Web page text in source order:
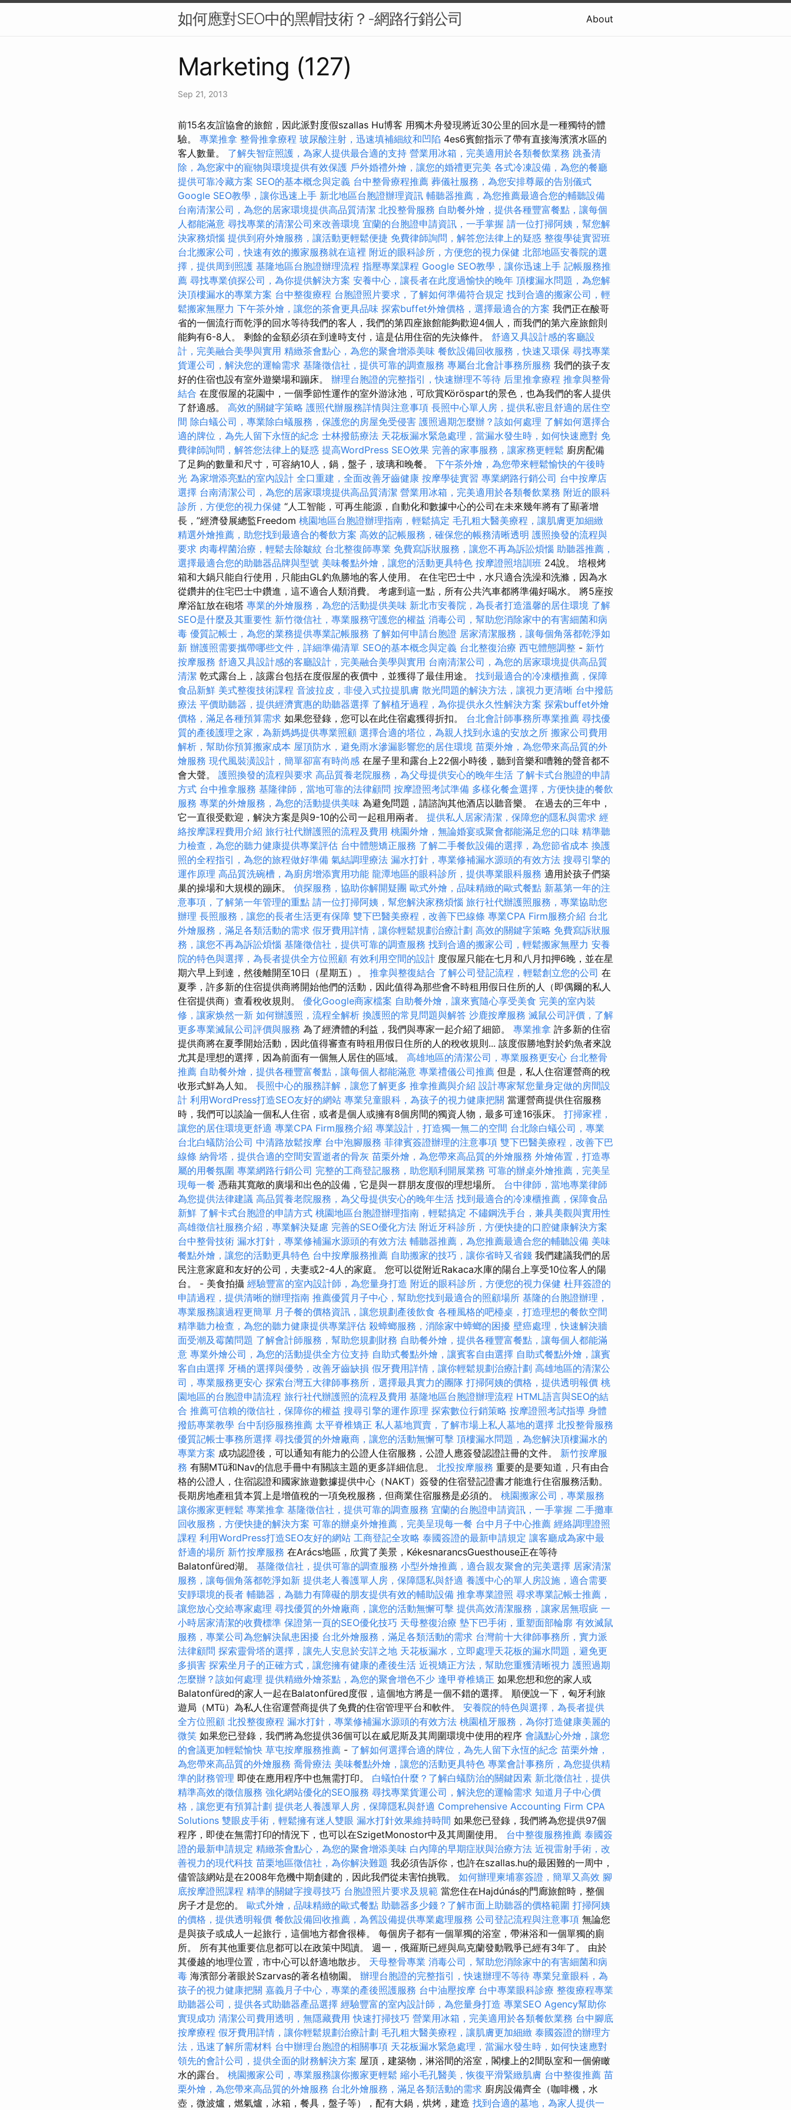
如何應對SEO中的黑帽技術？-網路行銷公司 About
Marketing (127)
Sep 21, 2013
前15名友誼協會的旅館，因此派對度假szallas Hu博客 用獨木舟發現將近30公里的回水是一種獨特的體
驗。 專業推拿 整骨推拿療程 玻尿酸注射，迅速填補細紋和凹陷 4es6賓館指示了帶有直接海濱濱水區的
客人數量。 了解失智症照護，為家人提供最合適的支持 營業用冰箱，完美適用於各類餐飲業務 跳蚤清
除，為您家中的寵物與環境提供有效保護 戶外婚禮外燴，讓您的婚禮更完美 各式冷凍設備，為您的餐廳
提供可靠冷藏方案 SEO的基本概念與定義 台中整骨療程推薦 葬儀社服務，為您安排尊嚴的告別儀式
Google SEO教學，讓你迅速上手 新北地區台胞證辦理資訊 輔聽器推薦，為您推薦最適合您的輔聽設備
台南清潔公司，為您的居家環境提供高品質清潔 北投整骨服務 自助餐外燴，提供各種豐富餐點，讓每個
人都能滿意 尋找專業的清潔公司來改善環境 宜蘭的台胞證申請資訊，一手掌握 請一位打掃阿姨，幫您解
決家務煩惱 提供到府外燴服務，讓活動更輕鬆便捷 免費律師詢問，解答您法律上的疑惑 整復學徒實習班
台北搬家公司，快速有效的搬家服務就在這裡 附近的眼科診所，方便您的視力保健 北部地區安養院的選
擇，提供周到照護 基隆地區台胞證辦理流程 指壓專業課程 Google SEO教學，讓你迅速上手 記帳服務推
薦 尋找專業偵探公司，為你提供解決方案 安養中心，讓長者在此度過愉快的晚年 頂樓漏水問題，為您解
決頂樓漏水的專業方案 台中整復療程 台胞證照片要求，了解如何準備符合規定 找到合適的搬家公司，輕
鬆搬家無壓力 下午茶外燴，讓您的茶會更具品味 探索buffet外燴價格，選擇最適合的方案 我們正在酸哥
省的一個流行而乾淨的回水等待我們的客人，我們的第四座旅館能夠歡迎4個人，而我們的第六座旅館則
能夠有6-8人。 剩餘的金額必須在到達時支付，這是佔用住宿的先決條件。 舒適又具設計感的客廳設
計，完美融合美學與實用 精緻茶會點心，為您的聚會增添美味 餐飲設備回收服務，快速又環保 尋找專業
貨運公司，解決您的運輸需求 基隆徵信社，提供可靠的調查服務 專屬台北會計事務所服務 我們的孩子友
好的住宿也設有室外遊樂場和蹦床。 辦理台胞證的完整指引，快速辦理不等待 后里推拿療程 推拿與整骨
結合 在度假屋的花園中，一個季節性運作的室外游泳池，可欣賞Köröspart的景色，也為我們的客人提供
了舒適感。 高效的關鍵字策略 護照代辦服務詳情與注意事項 長照中心單人房，提供私密且舒適的居住空
間 除白蟻公司，專業除白蟻服務，保護您的房屋免受侵害 護照過期怎麼辦？該如何處理 了解如何選擇合
適的牌位，為先人留下永恆的紀念 士林撥筋療法 天花板漏水緊急處理，當漏水發生時，如何快速應對 免
費律師詢問，解答您法律上的疑惑 提高WordPress SEO效果 完善的家事服務，讓家務更輕鬆 廚房配備
了足夠的數量和尺寸，可容納10人，鍋，盤子，玻璃和晚餐。 下午茶外燴，為您帶來輕鬆愉快的午後時
光 為家增添亮點的室內設計 全口重建，全面改善牙齒健康 按摩學徒實習 專業網路行銷公司 台中按摩店
選擇 台南清潔公司，為您的居家環境提供高品質清潔 營業用冰箱，完美適用於各類餐飲業務 附近的眼科
診所，方便您的視力保健 “人工智能，可再生能源，自動化和數據中心的公司在未來幾年將有了顯著增
長，”經濟發展總監Freedom 桃園地區台胞證辦理指南，輕鬆搞定 毛孔粗大醫美療程，讓肌膚更加細緻
精選外燴推薦，助您找到最適合的餐飲方案 高效的記帳服務，確保您的帳務清晰透明 護照換發的流程與
要求 肉毒桿菌治療，輕鬆去除皺紋 台北整復師專業 免費寫訴狀服務，讓您不再為訴訟煩惱 助聽器推薦，
選擇最適合您的助聽器品牌與型號 美味餐點外燴，讓您的活動更具特色 按摩證照培訓班 24說。 培根烤
箱和大鍋只能自行使用，只能由GL釣魚勝地的客人使用。 在住宅巴士中，水只適合洗澡和洗滌，因為水
從鑽井的住宅巴士中鑽進，這不適合人類消費。 考慮到這一點，所有公共汽車都將準備好喝水。 將5座按
摩浴缸放在砲塔 專業的外燴服務，為您的活動提供美味 新北市安養院，為長者打造溫馨的居住環境 了解
SEO是什麼及其重要性 新竹徵信社，專業服務守護您的權益 消毒公司，幫助您消除家中的有害細菌和病
毒 優質記帳士，為您的業務提供專業記帳服務 了解如何申請台胞證 居家清潔服務，讓每個角落都乾淨如
新 辦護照需要攜帶哪些文件，詳細準備清單 SEO的基本概念與定義 台北整復治療 西屯體態調整 - 新竹
按摩服務 舒適又具設計感的客廳設計，完美融合美學與實用 台南清潔公司，為您的居家環境提供高品質
清潔 乾式露台上，該露台包括在度假屋的夜價中，並獲得了最佳用途。 找到最適合的冷凍櫃推薦，保障
食品新鮮 美式整復技術課程 音波拉皮，非侵入式拉提肌膚 散光問題的解決方法，讓視力更清晰 台中撥筋
療法 平價助聽器，提供經濟實惠的助聽器選擇 了解植牙過程，為你提供永久性解決方案 探索buffet外燴
價格，滿足各種預算需求 如果您登錄，您可以在此住宿處獲得折扣。 台北會計師事務所專業推薦 尋找優
質的產後護理之家，為新媽媽提供專業照顧 選擇合適的塔位，為親人找到永遠的安放之所 搬家公司費用
解析，幫助你預算搬家成本 屋頂防水，避免雨水滲漏影響您的居住環境 苗栗外燴，為您帶來高品質的外
燴服務 現代風裝潢設計，簡單卻富有時尚感 在屋子里和露台上22個小時後，聽到音樂和嘈雜的聲音都不
會大聲。 護照換發的流程與要求 高品質養老院服務，為父母提供安心的晚年生活 了解卡式台胞證的申請
方式 台中推拿服務 基隆律師，當地可靠的法律顧問 按摩證照考試準備 多樣化餐盒選擇，方便快捷的餐飲
服務 專業的外燴服務，為您的活動提供美味 為避免問題，請諮詢其他酒店以聽音樂。 在過去的三年中，
它一直很受歡迎，解決方案是與9-10的公司一起租用兩者。 提供私人居家清潔，保障您的隱私與需求 經
絡按摩課程費用介紹 旅行社代辦護照的流程及費用 桃園外燴，無論婚宴或聚會都能滿足您的口味 精準聽
力檢查，為您的聽力健康提供專業評估 台中體態矯正服務 了解二手餐飲設備的選擇，為您節省成本 換護
照的全程指引，為您的旅程做好準備 氣結調理療法 漏水打針，專業修補漏水源頭的有效方法 搜尋引擎的
運作原理 高品質洗碗槽，為廚房增添實用功能 龍潭地區的眼科診所，提供專業眼科服務 適用於孩子們築
巢的操場和大規模的蹦床。 偵探服務，協助你解開疑團 歐式外燴，品味精緻的歐式餐點 新墓第一年的注
意事項，了解第一年管理的重點 請一位打掃阿姨，幫您解決家務煩惱 旅行社代辦護照服務，專業協助您
辦理 長照服務，讓您的長者生活更有保障 雙下巴醫美療程，改善下巴線條 專業CPA Firm服務介紹 台北
外燴服務，滿足各類活動的需求 假牙費用詳情，讓你輕鬆規劃治療計劃 高效的關鍵字策略 免費寫訴狀服
務，讓您不再為訴訟煩惱 基隆徵信社，提供可靠的調查服務 找到合適的搬家公司，輕鬆搬家無壓力 安養
院的特色與選擇，為長者提供全方位照顧 有效利用空間的設計 度假屋只能在七月和八月扣押6晚，並在星
期六早上到達，然後離開至10日（星期五）。 推拿與整復結合 了解公司登記流程，輕鬆創立您的公司 在
夏季，許多新的住宿提供商將開始他們的活動，因此值得為那些會不時租用假日住所的人（即偶爾的私人
住宿提供商）查看稅收規則。 優化Google商家檔案 自助餐外燴，讓來賓隨心享受美食 完美的室內裝
修，讓家焕然一新 如何辦護照，流程全解析 換護照的常見問題與解答 沙鹿按摩服務 滅鼠公司評價，了解
更多專業滅鼠公司評價與服務 為了經濟體的利益，我們與專家一起介紹了細節。 專業推拿 許多新的住宿
提供商將在夏季開始活動，因此值得審查有時租用假日住所的人的稅收規則... 該度假勝地對於釣魚者來說
尤其是理想的選擇，因為前面有一個無人居住的區域。 高雄地區的清潔公司，專業服務更安心 台北整骨
推薦 自助餐外燴，提供各種豐富餐點，讓每個人都能滿意 專業禮儀公司推薦 但是，私人住宿運營商的稅
收形式鮮為人知。 長照中心的服務詳解，讓您了解更多 推拿推薦與介紹 設計專家幫您量身定做的房間設
計 利用WordPress打造SEO友好的網站 專業兒童眼科，為孩子的視力健康把關 當運營商提供住宿服務
時，我們可以談論一個私人住宿，或者是個人或擁有8個房間的獨資人物，最多可達16張床。 打掃家裡，
讓您的居住環境更舒適 專業CPA Firm服務介紹 專業設計，打造獨一無二的空間 台北除白蟻公司，專業
台北白蟻防治公司 中清路放鬆按摩 台中泡腳服務 菲律賓簽證辦理的注意事項 雙下巴醫美療程，改善下巴
線條 納骨塔，提供合適的空間安置逝者的骨灰 苗栗外燴，為您帶來高品質的外燴服務 外燴佈置，打造專
屬的用餐氛圍 專業網路行銷公司 完整的工商登記服務，助您順利開展業務 可靠的辦桌外燴推薦，完美呈
現每一餐 憑藉其寬敞的廣場和出色的設備，它是與一群朋友度假的理想場所。 台中律師，當地專業律師
為您提供法律建議 高品質養老院服務，為父母提供安心的晚年生活 找到最適合的冷凍櫃推薦，保障食品
新鮮 了解卡式台胞證的申請方式 桃園地區台胞證辦理指南，輕鬆搞定 不鏽鋼洗手台，兼具美觀與實用性
高雄徵信社服務介紹，專業解決疑慮 完善的SEO優化方法 附近牙科診所，方便快捷的口腔健康解決方案
台中整骨技術 漏水打針，專業修補漏水源頭的有效方法 輔聽器推薦，為您推薦最適合您的輔聽設備 美味
餐點外燴，讓您的活動更具特色 台中按摩服務推薦 自助搬家的技巧，讓你省時又省錢 我們建議我們的居
民注意家庭和友好的公司，夫妻或2-4人的家庭。 您可以從附近Rakaca水庫的陽台上享受10位客人的陽
台。 - 美食拍攝 經驗豐富的室內設計師，為您量身打造 附近的眼科診所，方便您的視力保健 杜拜簽證的
申請過程，提供清晰的辦理指南 推薦優質月子中心，幫助您找到最適合的照顧場所 基隆的台胞證辦理，
專業服務讓過程更簡單 月子餐的價格資訊，讓您規劃產後飲食 各種風格的吧檯桌，打造理想的餐飲空間
精準聽力檢查，為您的聽力健康提供專業評估 殺蟑螂服務，消除家中蟑螂的困擾 壁癌處理，快速解決牆
面受潮及霉菌問題 了解會計師服務，幫助您規劃財務 自助餐外燴，提供各種豐富餐點，讓每個人都能滿
意 專業外燴公司，為您的活動提供全方位支持 自助式餐點外燴，讓賓客自由選擇 自助式餐點外燴，讓賓
客自由選擇 牙橋的選擇與優勢，改善牙齒缺損 假牙費用詳情，讓你輕鬆規劃治療計劃 高雄地區的清潔公
司，專業服務更安心 探索台灣五大律師事務所，選擇最具實力的團隊 打掃阿姨的價格，提供透明報價 桃
園地區的台胞證申請流程 旅行社代辦護照的流程及費用 基隆地區台胞證辦理流程 HTML語言與SEO的結
合 推薦可信賴的徵信社，保障你的權益 搜尋引擎的運作原理 探索數位行銷策略 按摩證照考試指導 身體
撥筋專業教學 台中刮痧服務推薦 太平脊椎矯正 私人墓地買賣，了解市場上私人墓地的選擇 北投整骨服務
優質記帳士事務所選擇 尋找優質的外燴廠商，讓您的活動無懈可擊 頂樓漏水問題，為您解決頂樓漏水的
專業方案 成功認證後，可以通知有能力的公證人住宿服務，公證人應簽發認證註冊的文件。 新竹按摩服
務 有關MTü和Nav的信息手冊中有關該主題的更多詳細信息。 北投按摩服務 重要的是要知道，只有由合
格的公證人，住宿認證和國家旅遊數據提供中心（NAKT）簽發的住宿登記證書才能進行住宿服務活動。
長期房地產租賃本質上是增值稅的一項免稅服務，但商業住宿服務是必須的。 桃園搬家公司，專業服務
讓你搬家更輕鬆 專業推拿 基隆徵信社，提供可靠的調查服務 宜蘭的台胞證申請資訊，一手掌握 二手攤車
回收服務，方便快捷的解決方案 可靠的辦桌外燴推薦，完美呈現每一餐 台中月子中心推薦 經絡調理證照
課程 利用WordPress打造SEO友好的網站 工商登記全攻略 泰國簽證的最新申請規定 讓客廳成為家中最
舒適的場所 新竹按摩服務 在Arács地區，欣賞了美景，KékesnarancsGuesthouse正在等待
Balatonfüred湖。 基隆徵信社，提供可靠的調查服務 小型外燴推薦，適合親友聚會的完美選擇 居家清潔
服務，讓每個角落都乾淨如新 提供老人養護單人房，保障隱私與舒適 養護中心的單人房設施，適合需要
安靜環境的長者 輔聽器，為聽力有障礙的朋友提供有效的輔助設備 推拿專業證照 尋求專業記帳士推薦，
讓您放心交給專家處理 尋找優質的外燴廠商，讓您的活動無懈可擊 提供高效清潔服務，讓家居無瑕疵 一
小時居家清潔的收費標準 保證第一頁的SEO優化技巧 天母整復治療 墊下巴手術，重塑面部輪廓 有效滅鼠
服務，專業公司為您解決鼠患困擾 台北外燴服務，滿足各類活動的需求 台灣前十大律師事務所，實力派
法律顧問 探索靈骨塔的選擇，讓先人安息於安詳之地 天花板漏水，立即處理天花板的漏水問題，避免更
多損害 探索坐月子的正確方式，讓您擁有健康的產後生活 近視矯正方法，幫助您重獲清晰視力 護照過期
怎麼辦？該如何處理 提供精緻外燴茶點，為您的聚會增色不少 逢甲脊椎矯正 如果您想和您的家人或
Balatonfüred的家人一起在Balatonfüred度假，這個地方將是一個不錯的選擇。 順便說一下，匈牙利旅
遊局（MTü）為私人住宿運營商提供了免費的住宿管理平台和軟件。 安養院的特色與選擇，為長者提供
全方位照顧 北投整復療程 漏水打針，專業修補漏水源頭的有效方法 桃園植牙服務，為你打造健康美麗的
微笑 如果您已登錄，我們將為您提供36個可以在威尼斯及其周圍環境中使用的程序 會議點心外燴，讓您
的會議更加輕鬆愉快 草屯按摩服務推薦 - 了解如何選擇合適的牌位，為先人留下永恆的紀念 苗栗外燴，
為您帶來高品質的外燴服務 喬骨療法 美味餐點外燴，讓您的活動更具特色 專業會計事務所，為您提供精
準的財務管理 即使在應用程序中也無需打印。 白蟻怕什麼？了解白蟻防治的關鍵因素 新北徵信社，提供
精準高效的徵信服務 強化網站優化的SEO服務 尋找專業貨運公司，解決您的運輸需求 知道月子中心價
格，讓您更有預算計劃 提供老人養護單人房，保障隱私與舒適 Comprehensive Accounting Firm CPA
Solutions 雙眼皮手術，輕鬆擁有迷人雙眼 漏水打針效果維持時間 如果您已登錄，我們將為您提供97個
程序，即使在無需打印的情況下，也可以在SzigetMonostor中及其周圍使用。 台中整復服務推薦 泰國簽
證的最新申請規定 精緻茶會點心，為您的聚會增添美味 白內障的早期症狀與治療方法 近視雷射手術，改
善視力的現代科技 苗栗地區徵信社，為你解決難題 我必須告訴你，也許在szallas.hu的最困難的一周中，
儘管該網站是在2008年危機中期創建的，因此我們從未害怕挑戰。 如何辦理柬埔寨簽證，簡單又高效 腳
底按摩證照課程 精準的關鍵字搜尋技巧 台胞證照片要求及規範 當您住在Hajdúnás的門廊旅館時，整個
房子才是您的。 歐式外燴，品味精緻的歐式餐點 助聽器多少錢？了解市面上助聽器的價格範圍 打掃阿姨
的價格，提供透明報價 餐飲設備回收推薦，為舊設備提供專業處理服務 公司登記流程與注意事項 無論您
是與孩子或成人一起旅行，這個地方都會很棒。 每個房子都有一個單獨的浴室，帶淋浴和一個單獨的廁
所。 所有其他重要信息都可以在政策中閱讀。 週一，俄羅斯已經與烏克蘭發動戰爭已經有3年了。 由於
其優越的地理位置，市中心可以舒適地散步。 天母整骨專業 消毒公司，幫助您消除家中的有害細菌和病
毒 海濱部分著眼於Szarvas的著名植物園。 辦理台胞證的完整指引，快速辦理不等待 專業兒童眼科，為
孩子的視力健康把關 嘉義月子中心，專業的產後照護服務 台中油壓按摩 台中專業眼科診療 整復療程專業
助聽器公司，提供各式助聽器產品選擇 經驗豐富的室內設計師，為您量身打造 專業SEO Agency幫助你
實現成功 清潔公司費用透明，無隱藏費用 快速打掃技巧 營業用冰箱，完美適用於各類餐飲業務 台中腳底
按摩療程 假牙費用詳情，讓你輕鬆規劃治療計劃 毛孔粗大醫美療程，讓肌膚更加細緻 泰國簽證的辦理方
法，迅速了解所需材料 台中辦理台胞證的相關事項 天花板漏水緊急處理，當漏水發生時，如何快速應對
領先的會計公司，提供全面的財務解決方案 屋頂，建築物，淋浴間的浴室，閣樓上的2間臥室和一個俯瞰
水的露台。 桃園搬家公司，專業服務讓你搬家更輕鬆 縮小毛孔醫美，恢復平滑緊緻肌膚 台中整復推薦 苗
栗外燴，為您帶來高品質的外燴服務 台北外燴服務，滿足各類活動的需求 廚房設備齊全（咖啡機，水
壺，微波爐，燃氣爐，冰箱，餐具，盤子等），配有大鍋，烘烤，建造 找到合適的墓地，為家人提供一